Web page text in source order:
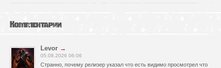
Комментарии
Levor →
05.08.2026 06:06
Странно, почему релизер указал что есть видимо просмотрел что